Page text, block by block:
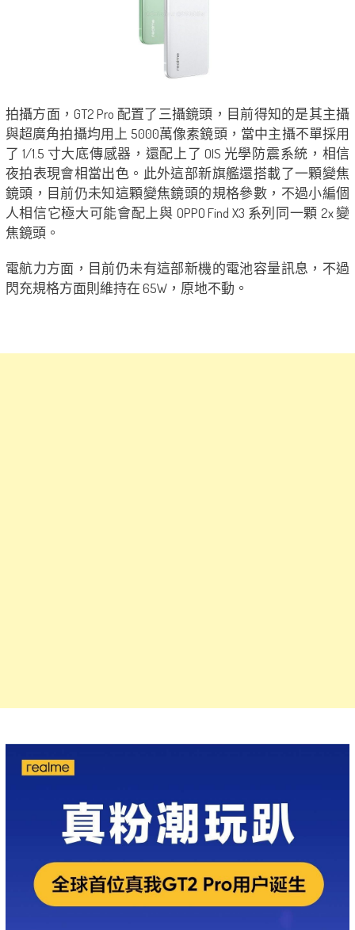
拍攝方面，GT2 Pro 配置了三攝鏡頭，目前得知的是其主攝
與超廣角拍攝均用上 5000萬像素鏡頭，當中主攝不單採用
了 1/1.5 寸大底傳感器，還配上了 OIS 光學防震系統，相信
夜拍表現會相當出色。此外這部新旗艦還搭載了一顆變焦
鏡頭，目前仍未知這顆變焦鏡頭的規格參數，不過小編個
人相信它極大可能會配上與 OPPO Find X3 系列同一顆 2x 變
焦鏡頭。
電航力方面，目前仍未有這部新機的電池容量訊息，不過
閃充規格方面則維持在 65W，原地不動。